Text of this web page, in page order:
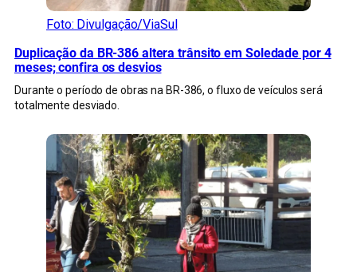
Foto: Divulgação/ViaSul
Duplicação da BR-386 altera trânsito em Soledade por 4
meses; confira os desvios
Durante o período de obras na BR-386, o fluxo de veículos será
totalmente desviado.